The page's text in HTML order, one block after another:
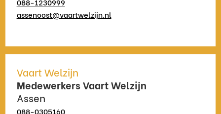
assenoost@vaartwelzijn.nl
Vaart Welzijn
Medewerkers Vaart Welzijn
Assen
088-0305160